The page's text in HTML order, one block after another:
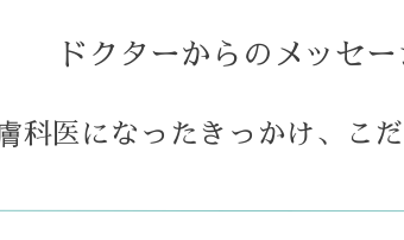
ドクターからのメッセ
科医になったきっかけ、こ